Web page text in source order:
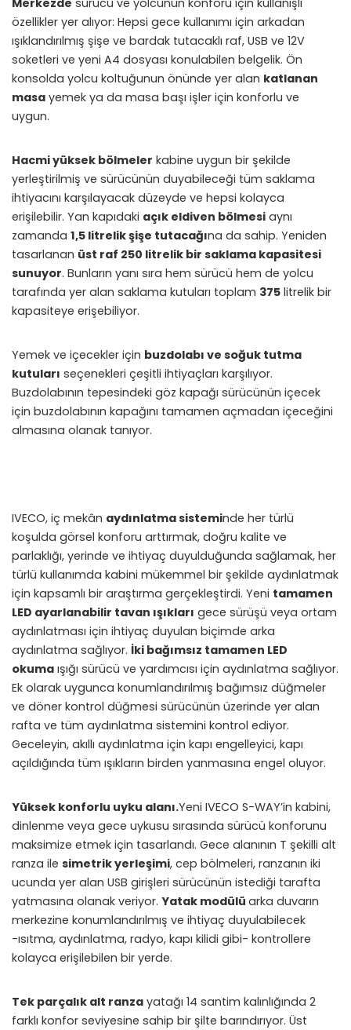
Merkezde sürücü ve yolcunun konforu için kullanışlı
özellikler yer alıyor: Hepsi gece kullanımı için arkadan
ışıklandırılmış şişe ve bardak tutacaklı raf, USB ve 12V
soketleri ve yeni A4 dosyası konulabilen belgelik. Ön
konsolda yolcu koltuğunun önünde yer alan katlanan
masa yemek ya da masa başı işler için konforlu ve
uygun.
Hacmi yüksek bölmeler kabine uygun bir şekilde
yerleştirilmiş ve sürücünün duyabileceği tüm saklama
ihtiyacını karşılayacak düzeyde ve hepsi kolayca
erişilebilir. Yan kapıdaki açık eldiven bölmesi aynı
zamanda 1,5 litrelik şişe tutacağına da sahip. Yeniden
tasarlanan üst raf 250 litrelik bir saklama kapasitesi
sunuyor. Bunların yanı sıra hem sürücü hem de yolcu
tarafında yer alan saklama kutuları toplam 375 litrelik bir
kapasiteye erişebiliyor.
Yemek ve içecekler için buzdolabı ve soğuk tutma
kutuları seçenekleri çeşitli ihtiyaçları karşılıyor.
Buzdolabının tepesindeki göz kapağı sürücünün içecek
için buzdolabının kapağını tamamen açmadan içeceğini
almasına olanak tanıyor.
IVECO, iç mekân aydınlatma sisteminde her türlü
koşulda görsel konforu arttırmak, doğru kalite ve
parlaklığı, yerinde ve ihtiyaç duyulduğunda sağlamak, her
türlü kullanımda kabini mükemmel bir şekilde aydınlatmak
için kapsamlı bir araştırma gerçekleştirdi. Yeni tamamen
LED ayarlanabilir tavan ışıkları gece sürüşü veya ortam
aydınlatması için ihtiyaç duyulan biçimde arka
aydınlatma sağlıyor. İki bağımsız tamamen LED
okuma ışığı sürücü ve yardımcısı için aydınlatma sağlıyor.
Ek olarak uygunca konumlandırılmış bağımsız düğmeler
ve döner kontrol düğmesi sürücünün üzerinde yer alan
rafta ve tüm aydınlatma sistemini kontrol ediyor.
Geceleyin, akıllı aydınlatma için kapı engelleyici, kapı
açıldığında tüm ışıkların birden yanmasına engel oluyor.
Yüksek konforlu uyku alanı.Yeni IVECO S-WAY’in kabini,
dinlenme veya gece uykusu sırasında sürücü konforunu
maksimize etmek için tasarlandı. Gece alanının T şekilli alt
ranza ile simetrik yerleşimi, cep bölmeleri, ranzanın iki
ucunda yer alan USB girişleri sürücünün istediği tarafta
yatmasına olanak veriyor. Yatak modülü arka duvarın
merkezine konumlandırılmış ve ihtiyaç duyulabilecek
-ısıtma, aydınlatma, radyo, kapı kilidi gibi- kontrollere
kolayca erişilebilen bir yerde.
Tek parçalık alt ranza yatağı 14 santim kalınlığında 2
farklı konfor seviyesine sahip bir şilte barındırıyor. Üst